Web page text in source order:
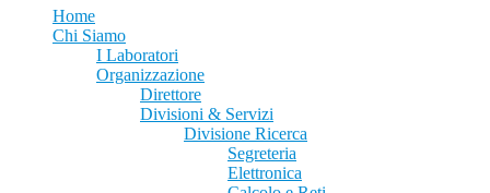
Home
Chi Siamo
I Laboratori
Organizzazione
Direttore
Divisioni & Servizi
Divisione Ricerca
Segreteria
Elettronica